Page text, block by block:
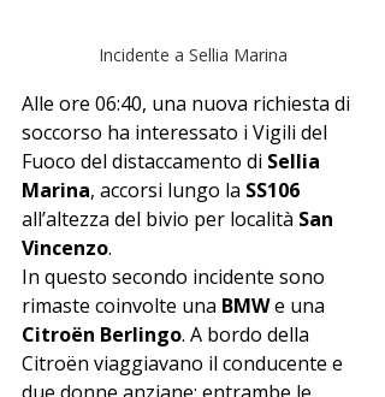
Incidente a Sellia Marina
Alle ore 06:40, una nuova richiesta di
soccorso ha interessato i Vigili del
Fuoco del distaccamento di Sellia
Marina, accorsi lungo la SS106
all’altezza del bivio per località San
Vincenzo.
In questo secondo incidente sono
rimaste coinvolte una BMW e una
Citroën Berlingo. A bordo della
Citroën viaggiavano il conducente e